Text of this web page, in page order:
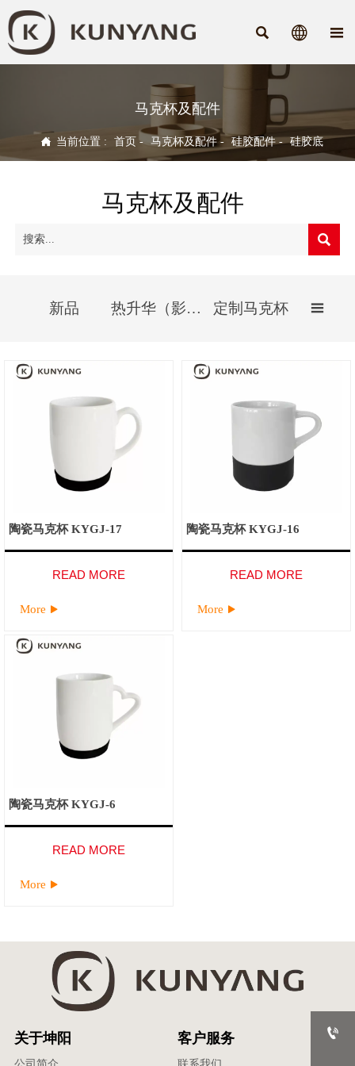
  
马克杯及配件
 当前位置 : 首页 - 马克杯及配件- 硅胶配件 - 硅胶底
马克杯及配件

新品 热升华（影像）杯 定制马克杯 
陶瓷马克杯 KYGJ-17
READ MORE
More 
陶瓷马克杯 KYGJ-16
READ MORE
More 
陶瓷马克杯 KYGJ-6
READ MORE
More 
关于坤阳 客户服务 